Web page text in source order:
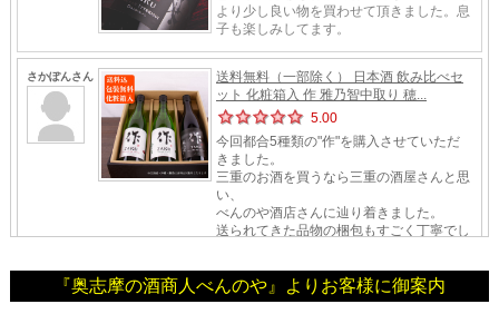
『奥志摩の酒商人べんのや』よりお客様に御案内